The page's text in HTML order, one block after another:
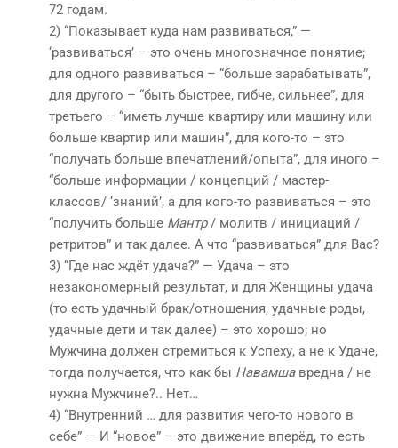
72 годам.
2) “Показывает куда нам развиваться,” —
‘развиваться’ – это очень многозначное понятие;
для одного развиваться – “больше зарабатывать”,
для другого – “быть быстрее, гибче, сильнее”, для
третьего – “иметь лучше квартиру или машину или
больше квартир или машин”, для кого-то – это
“получать больше впечатлений/опыта”, для иного –
“больше информации / концепций / мастер-
классов/ ‘знаний’, а для кого-то развиваться – это
“получить больше Мантр/ молитв / инициаций /
ретритов” и так далее. А что “развиваться” для Вас?
3) “Где нас ждёт удача?” — Удача – это
незакономерный результат, и для Женщины удача
(то есть удачный брак/отношения, удачные роды,
удачные дети и так далее) – это хорошо; но
Мужчина должен стремиться к Успеху, а не к Удаче,
тогда получается, что как бы Навамшавредна / не
нужна Мужчине?.. Нет…
4) “Внутренний … для развития чего-то нового в
себе” — И “новое” – это движение вперёд, то есть